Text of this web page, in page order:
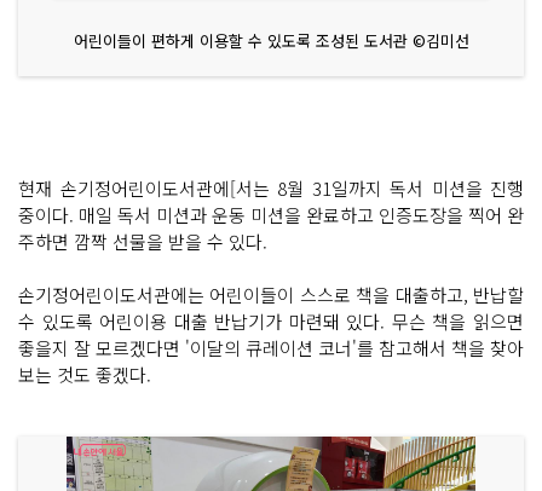
어린이들이 편하게 이용할 수 있도록 조성된 도서관 ©김미선
현재 손기정어린이도서관에[서는 8월 31일까지 독서 미션을 진행
중이다. 매일 독서 미션과 운동 미션을 완료하고 인증도장을 찍어 완
주하면 깜짝 선물을 받을 수 있다.
손기정어린이도서관에는 어린이들이 스스로 책을 대출하고, 반납할
수 있도록 어린이용 대출 반납기가 마련돼 있다. 무슨 책을 읽으면
좋을지 잘 모르겠다면 '이달의 큐레이션 코너'를 참고해서 책을 찾아
보는 것도 좋겠다.